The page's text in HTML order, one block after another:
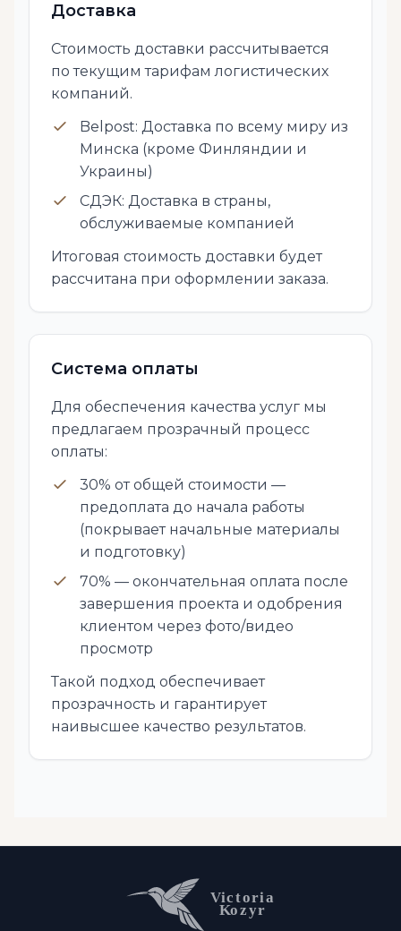
Доставка
Стоимость доставки рассчитывается
по текущим тарифам логистических
компаний.
Belpost: Доставка по всему миру из
Минска (кроме Финляндии и
Украины)
СДЭК: Доставка в страны,
обслуживаемые компанией
Итоговая стоимость доставки будет
рассчитана при оформлении заказа.
Система оплаты
Для обеспечения качества услуг мы
предлагаем прозрачный процесс
оплаты:
30% от общей стоимости —
предоплата до начала работы
(покрывает начальные материалы
и подготовку)
70% — окончательная оплата после
завершения проекта и одобрения
клиентом через фото/видео
просмотр
Такой подход обеспечивает
прозрачность и гарантирует
наивысшее качество результатов.